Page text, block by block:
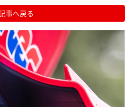
事へ戻る